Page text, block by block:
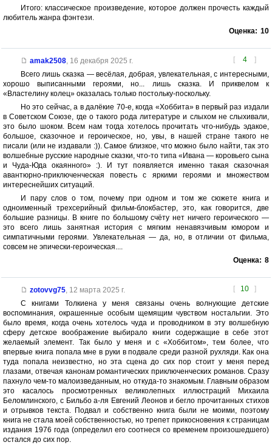
Итого: классическое произведение, которое должен прочесть каждый
любитель жанра фэнтези.
Оценка: 10
[ 4 ]
amak2508, 16 декабря 2025 г.
Всего лишь сказка — весёлая, добрая, увлекательная, с интересными,
хорошо выписанными героями, но... лишь сказка. И приквелом к
«Властелину колец» оказалась только постольку-поскольку.
Но это сейчас, а в далёкие 70-е, когда «Хоббита» в первый раз издали
в Советском Союзе, где о такого рода литературе и слыхом не слыхивали,
это было шоком. Всем нам тогда хотелось прочитать что-нибудь эдакое,
большое, сказочное и героическое, но, увы, в нашей стране такого не
писали (или не издавали :)). Самое близкое, что можно было найти, так это
волшебные русские народные сказки, что-то типа «Ивана — коровьего сына
и Чуда-Юда окаянного» :). И тут появляется именно такая сказочная
авантюрно-приключенческая повесть с яркими героями и множеством
интереснейших ситуаций.
И пару слов о том, почему при одном и том же сюжете книга и
одноименный трехсерийный фильм-блокбастер, это, как говорится, две
большие разницы. В книге по большому счёту нет ничего героического —
это всего лишь занятная история с мягким ненавязчивым юмором и
симпатичными героями. Увлекательная — да, но, в отличии от фильма,
совсем не эпически-героическая....
Оценка: 8
[ 10 ]
zotovvg75, 12 марта 2025 г.
С книгами Толкиена у меня связаны очень волнующие детские
воспоминания, окрашенные особым щемящим чувством ностальгии. Это
было время, когда очень хотелось чуда и проводником в эту волшебную
сферу детское воображение выбирало книги содержащие в себе этот
желаемый элемент. Так было у меня и с «Хоббитом», тем более, что
впервые книга попала мне в руки в подвале среди разной рухляди. Как она
туда попала неизвестно, но эта сцена до сих пор стоит у меня перед
глазами, отвечая канонам романтических приключенческих романов. Сразу
пахнуло чем-то малоизведанным, но откуда-то знакомым. Главным образом
это касалось просмотренных великолепных иллюстраций Михаила
Беломлинского, с Бильбо а-ля Евгений Леонов и бегло прочитанных стихов
и отрывков текста. Подвал и собственно книга были не моими, поэтому
книга не стала моей собственностью, но трепет прикосновения к страницам
издания 1976 года (определил его соотнеся со временем произошедшего)
остался до сих пор.